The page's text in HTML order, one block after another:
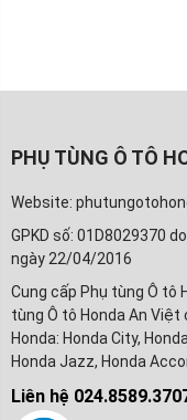
PHỤ TÙNG Ô TÔ
Website:
GPKD số: 01D8029370
ngày 22/04/2016
Cung cấp Phụ tùng Ô tô
tùng Ô tô Honda An
Honda: Honda City,
Honda Jazz, Honda
Liên hệ